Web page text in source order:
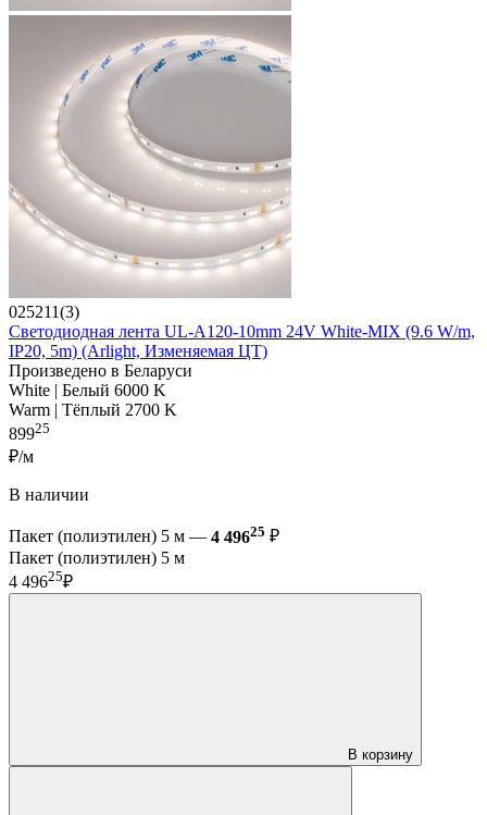
025211(3)
Светодиодная лента UL-A120-10mm 24V White-MIX (9.6 W/m,
IP20, 5m) (Arlight, Изменяемая ЦТ)
Произведено в Беларуси
White | Белый 6000 K
Warm | Тёплый 2700 K
89925
₽/м
В наличии
Пакет (полиэтилен) 5 м — 4 49625 ₽
Пакет (полиэтилен) 5 м
4 49625₽
В корзину